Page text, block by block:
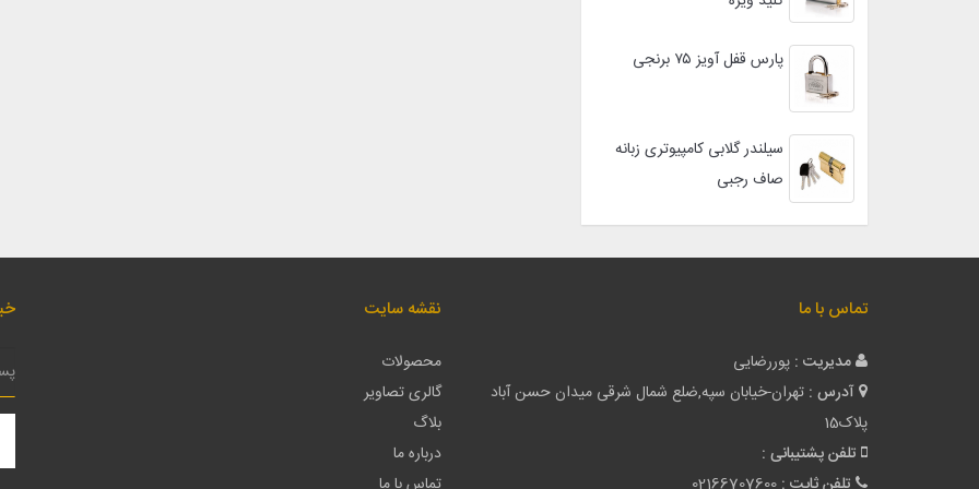
پارس قفل آویز ۷۵ برنجی
سیلندر گلابی کامپیوتری زبانه
صاف رجبی
تماس با ما
مدیریت : پوررضایی
آدرس : تهران-خیابان سپه,ضلع شمال شرقی میدان حسن آباد
پلاک15
تلفن پشتیبانی :
نقشه سایت
محصولات
گالری تصاویر
بلاگ
درباره ما